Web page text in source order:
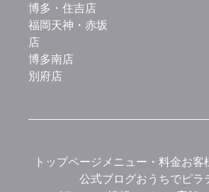
博多・住吉店
福岡天神・赤坂
店
博多南店
別府店
トップページメニュー・料金お客
公式ブログおうちでピラ